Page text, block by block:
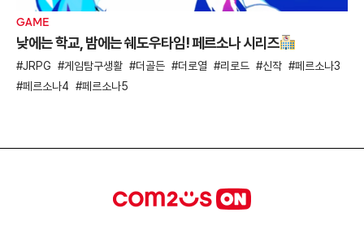
GAME
낮에는 학교, 밤에는 쉐도우타임! 페르소나 시리즈
JRPG 게임탐구생활 더골든 더로열 리로드 신작
페르소나3
페르소나4
페르소나5